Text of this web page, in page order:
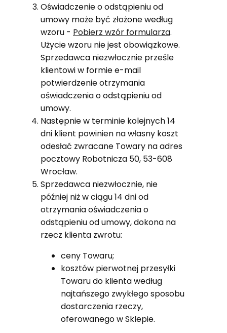
Oświadczenie o odstąpieniu od
umowy może być złożone według
wzoru - Pobierz wzór formularza.
Użycie wzoru nie jest obowiązkowe.
Sprzedawca niezwłocznie prześle
klientowi w formie e-mail
potwierdzenie otrzymania
oświadczenia o odstąpieniu od
umowy.
Następnie w terminie kolejnych 14
dni klient powinien na własny koszt
odesłać zwracane Towary na adres
pocztowy Robotnicza 50, 53-608
Wrocław.
Sprzedawca niezwłocznie, nie
później niż w ciągu 14 dni od
otrzymania oświadczenia o
odstąpieniu od umowy, dokona na
rzecz klienta zwrotu:
ceny Towaru;
kosztów pierwotnej przesyłki
Towaru do klienta według
najtańszego zwykłego sposobu
dostarczenia rzeczy,
oferowanego w Sklepie.